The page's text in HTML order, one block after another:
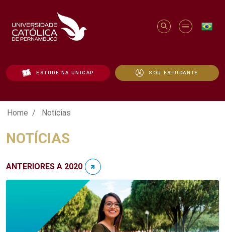
ESTUDE NA UNICAP SOU ESTUDANTE
Notícias - Unicap
Home Notícias
NOTÍCIAS
ANTERIORES A 2020